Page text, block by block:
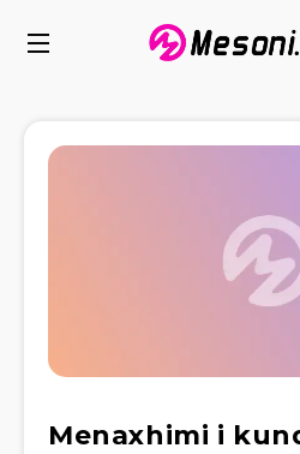
Menaxhimi i